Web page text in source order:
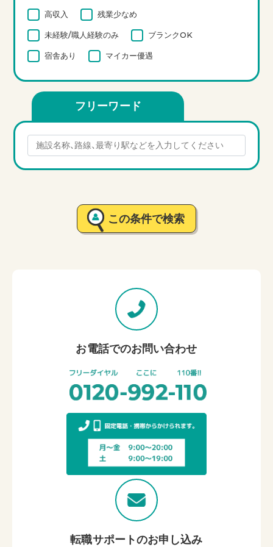
高収入 残業少なめ
未経験/職人経験のみ ブランクOK
宿舎あり マイカー優遇
フリーワード
この条件で検索
お電話でのお問い合わせ
転職サポートのお申し込み